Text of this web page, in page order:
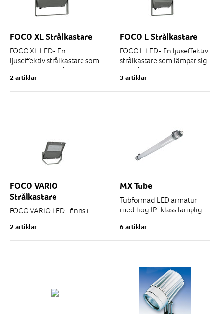
FOCO XL Strålkastare
FOCO XL LED- En
ljuseffektiv strålkastare som
lämpar sig för många
applikationer.
2 artiklar
FOCO L Strålkastare
FOCO L LED- En ljuseffektiv
strålkastare som lämpar sig
för många applikationer.
3 artiklar
FOCO VARIO
Strålkastare
FOCO VARIO LED- finns i
lätt reglerar effekt och
ljusflöde själv på...
2 artiklar
MX Tube
Tubformad LED armatur
med hög IP-klass lämplig
och badanläggningar.
6 artiklar